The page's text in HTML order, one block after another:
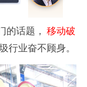
的话题， 移动破
行业奋不顾身。